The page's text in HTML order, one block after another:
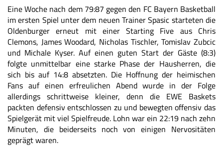
Eine Woche nach dem 79:87 gegen den FC Bayern Basketball
im ersten Spiel unter dem neuen Trainer Spasic starteten die
Oldenburger erneut mit einer Starting Five aus Chris
Clemons, James Woodard, Nicholas Tischler, Tomislav Zubcic
und Michale Kyser. Auf einen guten Start der Gäste (8:3)
folgte unmittelbar eine starke Phase der Hausherren, die
sich bis auf 14:8 absetzten. Die Hoffnung der heimischen
Fans auf einen erfreulichen Abend wurde in der Folge
allerdings schrittweise kleiner, denn die EWE Baskets
packten defensiv entschlossen zu und bewegten offensiv das
Spielgerät mit viel Spielfreude. Lohn war ein 22:19 nach zehn
Minuten, die beiderseits noch von einigen Nervositäten
geprägt waren.